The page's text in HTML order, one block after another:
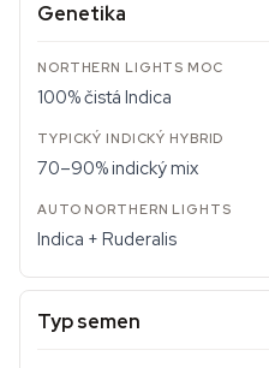
Genetika
100% čistá Indica
70–90% indický mix
Indica + Ruderalis
Typ semen